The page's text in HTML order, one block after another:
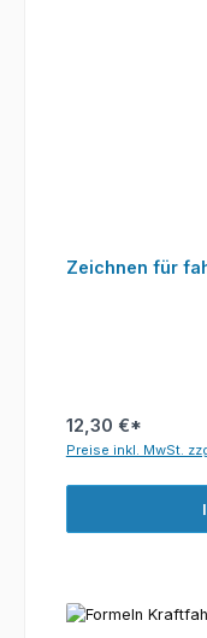
Zeichnen für
12,30 €*
Preise inkl. MwSt.